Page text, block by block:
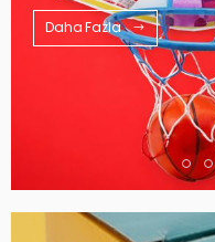
Daha Fazla